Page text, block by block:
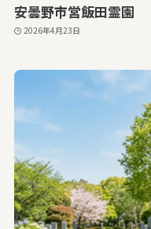
安曇野市営飯田霊園
2026年4月23日